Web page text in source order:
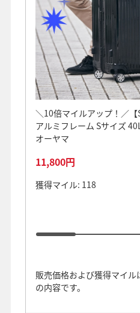
＼10倍マイルアップ！／
アルミフレーム Sサイズ
オーヤマ
11,800円
獲得マイル: 118
販売価格および獲得マイ
の内容です。